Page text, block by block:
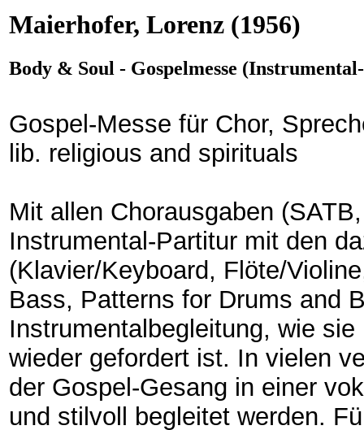
Maierhofer, Lorenz (1956)
Body & Soul - Gospelmesse
Gospel-Messe für Chor,
lib. religious and spirituals
Mit allen Chorausgaben
Instrumental-Partitur mit den
(Klavier/Keyboard, Flöte/
Bass, Patterns for Drums and
Instrumentalbegleitung, wie
wieder gefordert ist. In vielen
der Gospel-Gesang in einer
und stilvoll begleitet werden.